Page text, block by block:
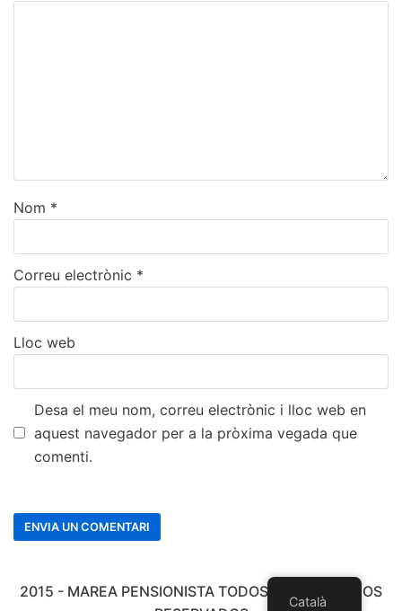
Nom *
Correu electrònic *
Lloc web
Desa el meu nom, correu electrònic i lloc web en
aquest navegador per a la pròxima vegada que
comenti.
2015 - MAREA PENSIONISTA TODOS LOS DERECHOS
Català